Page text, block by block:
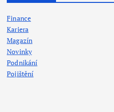
Finance
Kariera
Magazín
Novinky
Podnikání
Pojištění